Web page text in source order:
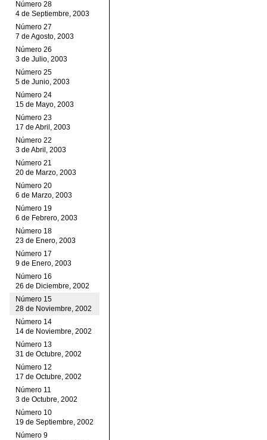
Número 28
4 de Septiembre, 2003
Número 27
7 de Agosto, 2003
Número 26
3 de Julio, 2003
Número 25
5 de Junio, 2003
Número 24
15 de Mayo, 2003
Número 23
17 de Abril, 2003
Número 22
3 de Abril, 2003
Número 21
20 de Marzo, 2003
Número 20
6 de Marzo, 2003
Número 19
6 de Febrero, 2003
Número 18
23 de Enero, 2003
Número 17
9 de Enero, 2003
Número 16
26 de Diciembre, 2002
Número 15
28 de Noviembre, 2002
Número 14
14 de Noviembre, 2002
Número 13
31 de Octubre, 2002
Número 12
17 de Octubre, 2002
Número 11
3 de Octubre, 2002
Número 10
19 de Septiembre, 2002
Número 9